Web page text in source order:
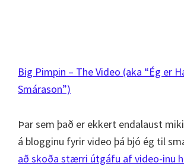
Big Pimpin – The Video (aka “Ég er
Smárason”)
Þar sem það er ekkert endalaust
á blogginu fyrir video þá bjó ég til
að skoða stærri útgáfu af video-inu